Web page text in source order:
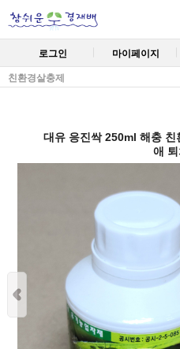
로그인 마이페이지
친환경살충제
대유 응진싹 250ml 해충
애 퇴